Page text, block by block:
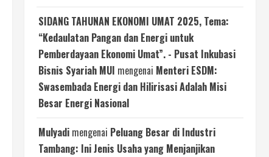
SIDANG TAHUNAN EKONOMI UMAT 2025, Tema:
“Kedaulatan Pangan dan Energi untuk
Pemberdayaan Ekonomi Umat”. - Pusat Inkubasi
Bisnis Syariah MUI mengenai Menteri ESDM:
Swasembada Energi dan Hilirisasi Adalah Misi
Besar Energi Nasional
Mulyadi mengenai Peluang Besar di Industri
Tambang: Ini Jenis Usaha yang Menjanjikan